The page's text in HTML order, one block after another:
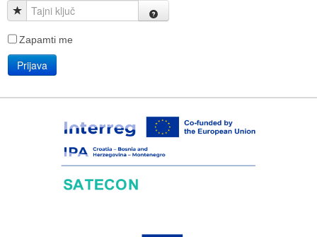
Tajni ključ
Zapamti me
Prijava